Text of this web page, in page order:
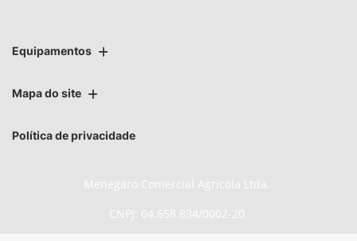
Equipamentos
Mapa do site
Política de privacidade
Menegaro Comercial Agrícola Ltda.
CNPJ: 04.658.834/0002-20